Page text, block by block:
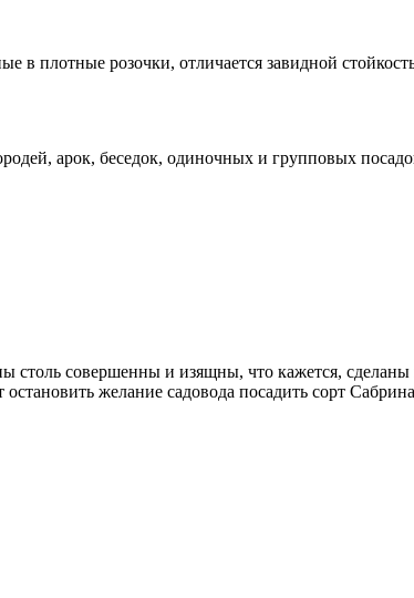
в плотные розочки, отличается завидной
арок, беседок, одиночных и групповых
столь совершенны и изящны, что кажется,
желание садовода посадить сорт